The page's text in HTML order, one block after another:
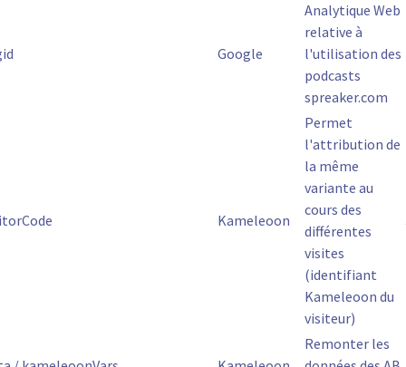
Google
Analytique Web
relative à
l'utilisation des
podcasts
spreaker.com
Kameleoon
Permet
l'attribution de
la même
variante au
cours des
différentes
visites
(identifiant
Kameleoon du
visiteur)
Remonter les